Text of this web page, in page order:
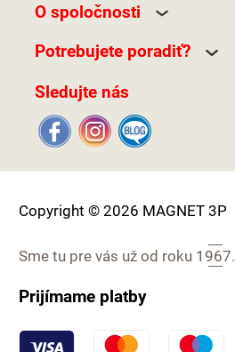
O spoločnosti
Potrebujete poradiť?
Sledujte nás
Copyright © 2026 MAGNET 3P
Sme tu pre vás už od roku 1967.
Prijímame platby